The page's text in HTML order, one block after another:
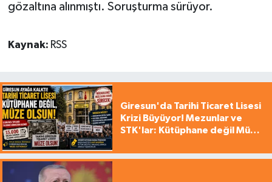
gözaltına alınmıştı. Soruşturma sürüyor.
Kaynak: RSS
Giresun'da Tarihi Ticaret Lisesi
Krizi Büyüyor! Mezunlar ve
STK'lar: Kütüphane değil Müze